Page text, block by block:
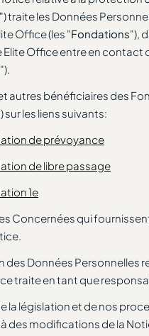
") traite les Données
Office (les "Fondations"),
Elite Office entre en contact
").
autres bénéficiaires des
sur les liens suivants:
de prévoyance
de libre passage
1e
Concernées qui
des Données Personnelles
traite en tant que
la législation et de nos
des modifications de la